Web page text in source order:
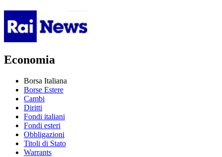
Economia
Borsa Italiana
Borse Estere
Cambi
Diritti
Fondi italiani
Fondi esteri
Obbligazioni
Titoli di Stato
Warrants